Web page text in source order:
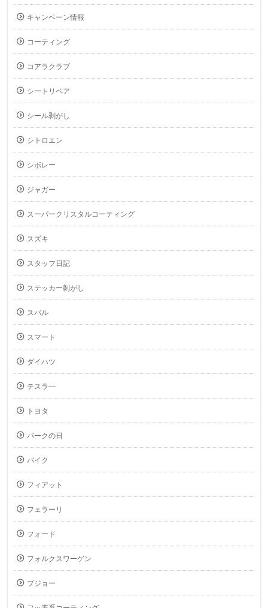
キャンペーン情報
コーティング
コアラクラブ
シートリペア
シール剥がし
シトロエン
シボレー
ジャガー
スーパークリスタルコーティング
スズキ
スタッフ日記
ステッカー剝がし
スバル
スマート
ダイハツ
テスラ―
トヨタ
パークの日
バイク
フィアット
フェラーリ
フォード
フォルクスワーゲン
プジョー